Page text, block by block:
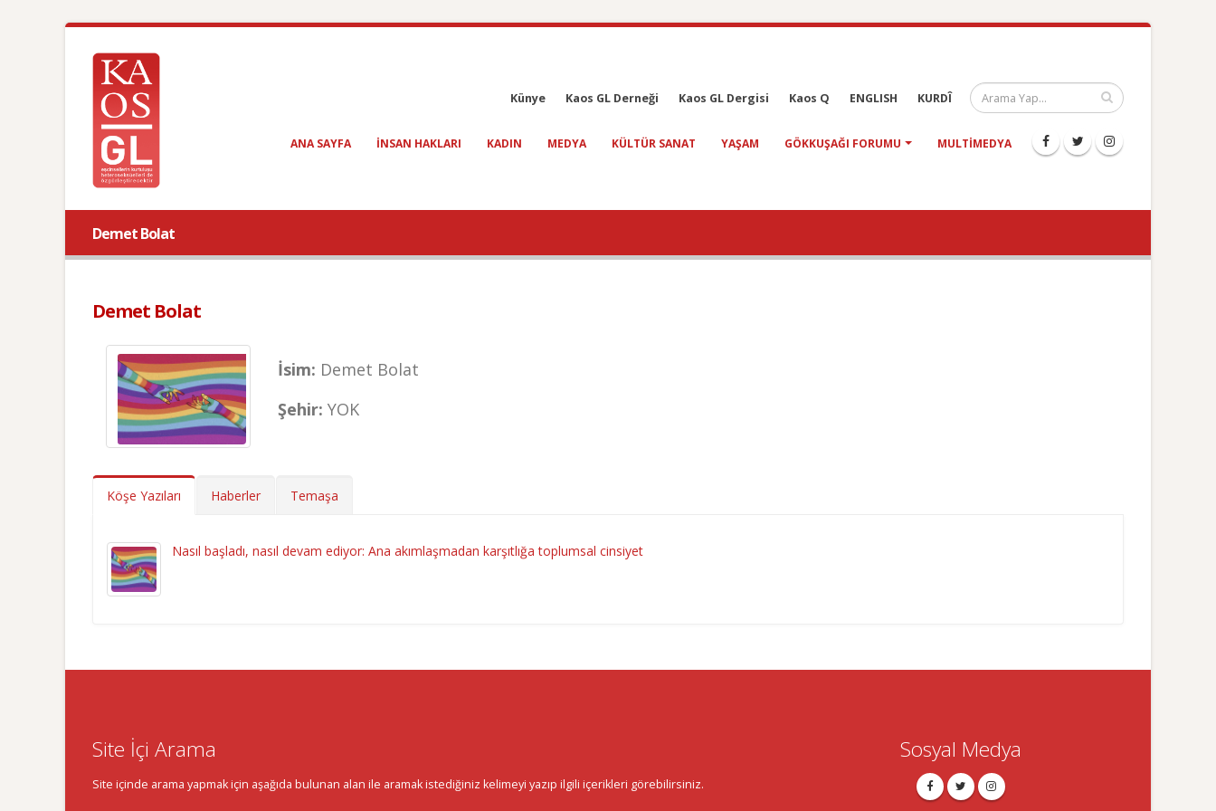
Künye Kaos GL Derneği Kaos GL Dergisi Kaos Q ENGLISH KURDÎ
ANA SAYFA INSAN HAKLARI KADIN MEDYA KÜLTÜR SANAT YAŞAM GÖKKUŞAĞI FORUMU MULTIMEDYA
Demet Bolat
Demet Bolat
İsim: Demet Bolat
Şehir: YOK
Köşe Yazıları Haberler Temaşa
Nasıl başladı, nasıl devam ediyor: Ana akımlaşmadan karşıtlığa toplumsal cinsiyet
Site İçi Arama
Site içinde arama yapmak için aşağıda bulunan alan ile aramak istediğiniz kelimeyi yazıp ilgili içerikleri görebilirsiniz.
Sosyal Medya